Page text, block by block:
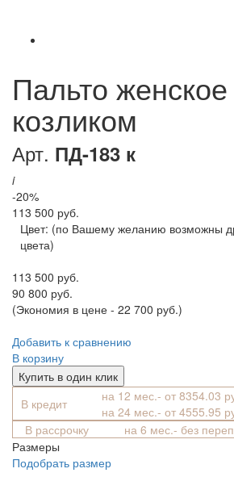
Пальто женское
козликом
Арт. ПД-183 к
i
-20%
113 500 руб.
Цвет: (по Вашему желанию возможны
цвета)
113 500 руб.
90 800 руб.
(Экономия в цене - 22 700 руб.)
Добавить к сравнению
В корзину
Купить в один клик
В кредит
на 12 мес.- от 8354.03
на 24 мес.- от 4555.95
В рассрочку
на 6 мес.- без
Размеры
Подобрать размер